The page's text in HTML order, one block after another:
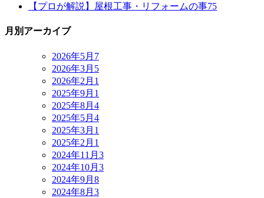
【プロが解説】屋根工事・リフォームの事75
月別アーカイブ
2026年5月 7
2026年3月 5
2026年2月 1
2025年9月 1
2025年8月 4
2025年5月 4
2025年3月 1
2025年2月 1
2024年11月 3
2024年10月 3
2024年9月 8
2024年8月 3